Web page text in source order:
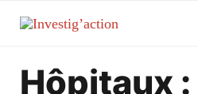
Hôpitaux :